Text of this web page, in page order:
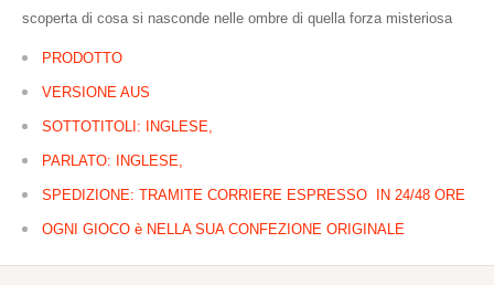
scoperta di cosa si nasconde nelle ombre di quella forza misteriosa
PRODOTTO
VERSIONE AUS
SOTTOTITOLI: INGLESE,
PARLATO: INGLESE,
SPEDIZIONE: TRAMITE CORRIERE ESPRESSO IN 24/48 ORE
OGNI GIOCO è NELLA SUA CONFEZIONE ORIGINALE